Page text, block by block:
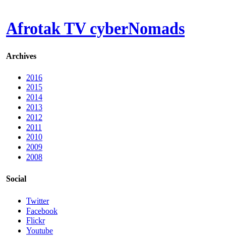
Afrotak TV cyberNomads
Archives
2016
2015
2014
2013
2012
2011
2010
2009
2008
Social
Twitter
Facebook
Flickr
Youtube